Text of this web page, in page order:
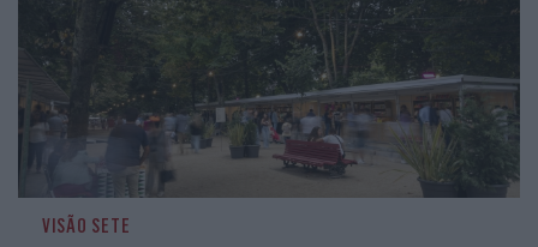
VISÃO SETE